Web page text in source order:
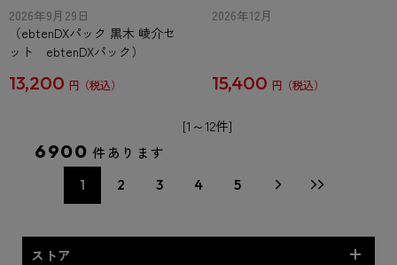
2026年9月29日
（ebtenDXパック 黒木 崚介セ
ット ebtenDXパック）
13,200 円
2026年12月
15,400 円
[1～12件]
6900 件あります
1 2 3 4 5
ストア